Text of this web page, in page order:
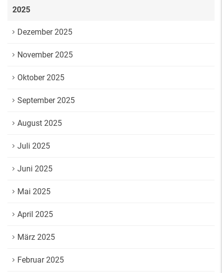
2025
Dezember 2025
November 2025
Oktober 2025
September 2025
August 2025
Juli 2025
Juni 2025
Mai 2025
April 2025
März 2025
Februar 2025